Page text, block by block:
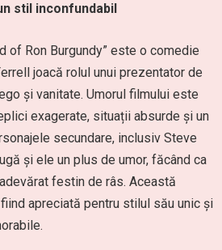
stil inconfundabil
of Ron Burgundy” este o comedie
joacă rolul unui prezentator de
și vanitate. Umorul filmului este
exagerate, situații absurde și un
secundare, inclusiv Steve
și ele un plus de umor, făcând ca
festin de râs. Această
apreciată pentru stilul său unic și